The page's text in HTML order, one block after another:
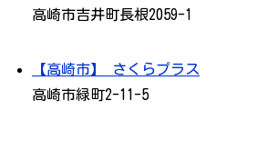
高崎市吉井町長根2059-1
【高崎市】 さくらプラス
高崎市緑町2-11-5